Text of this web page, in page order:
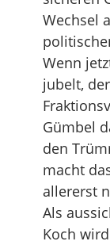
Wechsel
Wenn
jubelt,
Gümbel
den
macht
allererst
Als
Koch